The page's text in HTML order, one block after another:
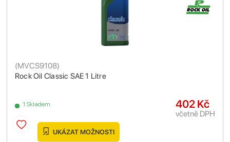
Rock Oil Classic SAE 1 Litre
(MVCS9108)
1 Skladem 402 Kč
včetně DPH
UKÁZAT MOŽNOSTI